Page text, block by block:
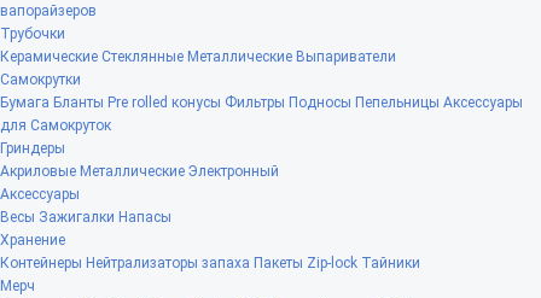
вапорайзеров
Трубочки
Керамические Стеклянные Металлические Выпариватели
Самокрутки
Бумага Бланты Pre rolled конусы Фильтры Подносы Пепельницы Аксессуары
для Самокруток
Гриндеры
Акриловые Металлические Электронный
Аксессуары
Весы Зажигалки Напасы
Хранение
Контейнеры Нейтрализаторы запаха Пакеты Zip-lock Тайники
Мерч